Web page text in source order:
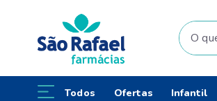
O que
Todos Ofertas Infantil